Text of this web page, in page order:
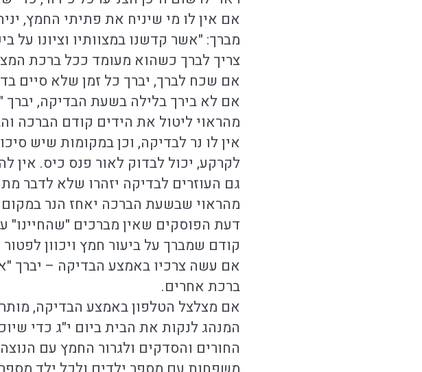
אם אין לו מי שיניח את פתיתי החמץ,
מברך: "אשר קדשנו במצוותיו וציונו על
צריך לברך כשהוא מעומד ככל ברכת
אם שכח לברך, יברך כל זמן שלא סיים
אם לא בירך בלילה בשעת הבדיקה,
מהראוי ליטול את הידים קודם הברכה
אין לו נר לבדיקה, וכן במקומות שיש
לקרקע, יכול לבדוק לאור פנס כיס. אין
גם העוזרים לבדיקה יזהרו שלא לדבר
מהראוי שבשעת הברכה יאחז הנר
דעת הפוסקים שאין מברכים "שהחיינו"
קודם שמברך על ביעור חמץ ויכוון
אם עשה צרכיו באמצע הבדיקה – יברך
ברכת אחרים.
אם מצלצל הטלפון באמצע הבדיקה,
המנהג לנקות את הבית ביום י"ג כדי
החורים והסדקים ולגרור החמץ עם